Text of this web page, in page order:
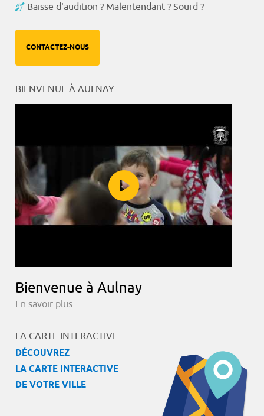
Baisse d'audition ? Malentendant ? Sourd ?
CONTACTEZ-NOUS
BIENVENUE À AULNAY
Bienvenue à Aulnay
En savoir plus
LA CARTE INTERACTIVE
DÉCOUVREZ
LA CARTE INTERACTIVE
DE VOTRE VILLE